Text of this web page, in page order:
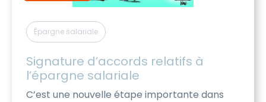
Épargne salariale
Signature d’accords relatifs à
l’épargne salariale
C’est une nouvelle étape importante dans